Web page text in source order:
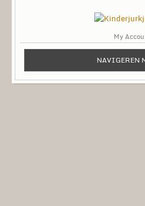
My
NAVIGEREN